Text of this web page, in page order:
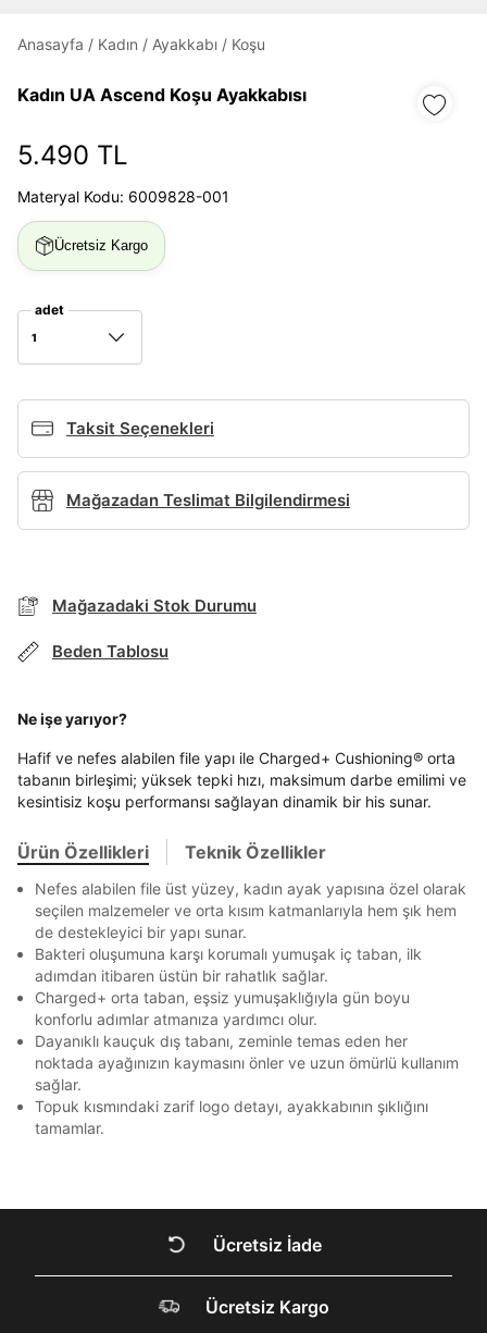
DOĞRU UNDER
ARMOUR SİTESİNDE
Anasayfa / Kadın / Ayakkabı / Koşu
Kadın UA Ascend Koşu Ayakkabısı
5.490 TL
Materyal Kodu: 6009828-001
Ücretsiz Kargo
adet
1
Taksit Seçenekleri
Banka Kart Taksit
İşbankası Maximum 6
Ziraat Bankası
QNB 4
AnadoluBank World
Kapat
Mağazadan Teslimat Bilgilendirmesi
Mağazadaki Stok Durumu
Beden Tablosu
Ne işe yarıyor?
Hafif ve nefes alabilen file yapı ile Charged+ Cushioning® orta
tabanın birleşimi; yüksek tepki hızı, maksimum darbe emilimi ve
kesintisiz koşu performansı sağlayan dinamik bir his sunar.
Ürün Özellikleri Teknik Özellikler
Nefes alabilen file üst yüzey, kadın ayak yapısına özel olarak
seçilen malzemeler ve orta kısım katmanlarıyla hem şık hem
de destekleyici bir yapı sunar.
Bakteri oluşumuna karşı korumalı yumuşak iç taban, ilk
adımdan itibaren üstün bir rahatlık sağlar.
Charged+ orta taban, eşsiz yumuşaklığıyla gün boyu
konforlu adımlar atmanıza yardımcı olur.
Dayanıklı kauçuk dış tabanı, zeminle temas eden her
noktada ayağınızın kaymasını önler ve uzun ömürlü kullanım
sağlar.
Topuk kısmındaki zarif logo detayı, ayakkabının şıklığını
tamamlar.
Mağazada Bul
Beden Seçin
Mağazada Bul
BEDEN TABLOSU
Stok Bildirimi
Ürün stoklara geldiğindemail adresinize
bildirim göndereceğiz.
Ücretsiz İade
Ücretsiz Kargo
Term Of Use
Kapat
ipsum
Kapat
Siparişinizin durumu hakkında bilgi alabilmek için
aşağıdaki bilgileri giriniz.
E-posta Adresi *
Sorgula
Şifre
Beni Hatırla
Ad*
E-posta Adresi*
Şifre*
göster
En az 8 karakter
Bir küçük harf karakter
Bir rakam
Bir büyük harf
En az 1 özel karakter
Aşağıdakileri okudum ve kabul ediyorum:
Kişisel verilerinizAydınlatma Metni ,Hüküm ve Koşullar
uyarınca işlenecektir. Kişisel verilerimin Doğuş
Perakende Satış Giyim ve Aksesuar Ticaret A.Ş.
tarafından ticari elektronik ileti gönderilmesi amacıyla
işlenmesini kabul ediyorum.
markalara ait ürünlerin bana özel pazarlanması ve
Doğuş Grubu şirketlerinde bulunan pazarlama
verilerimin kişiselleştirilmiş reklamcılık faaliyeti
amacıyla işlenmesini kabul ediyorum.
Kimlik, iletişim ve müşteri işlem verilerimin alınan
internet sitesi altyapı hizmetlerinin sunucularının yurt
sn
SMS Onay Kodu
Bilgilerinizi güncellemek için lütfen telefonunuza SMS
ile gelen kodu girerek telefon numaranızı doğrulayın.
GÖNDER
sn
SMS Onay Kodu
Bilgilerinizi güncellemek için lütfen telefonunuza SMS
ile gelen kodu girerek telefon numaranızı doğrulayın.
GÖNDER